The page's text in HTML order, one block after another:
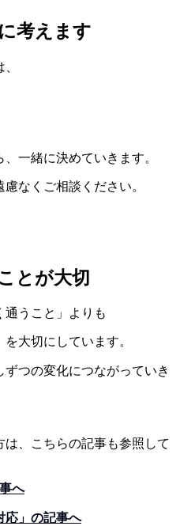
考えます
一緒に決めていきます。
なくご相談ください。
とが大切
うこと」よりも
大切にしています。
つの変化につながっていき
、こちらの記事も参照して
へ
応」の記事へ